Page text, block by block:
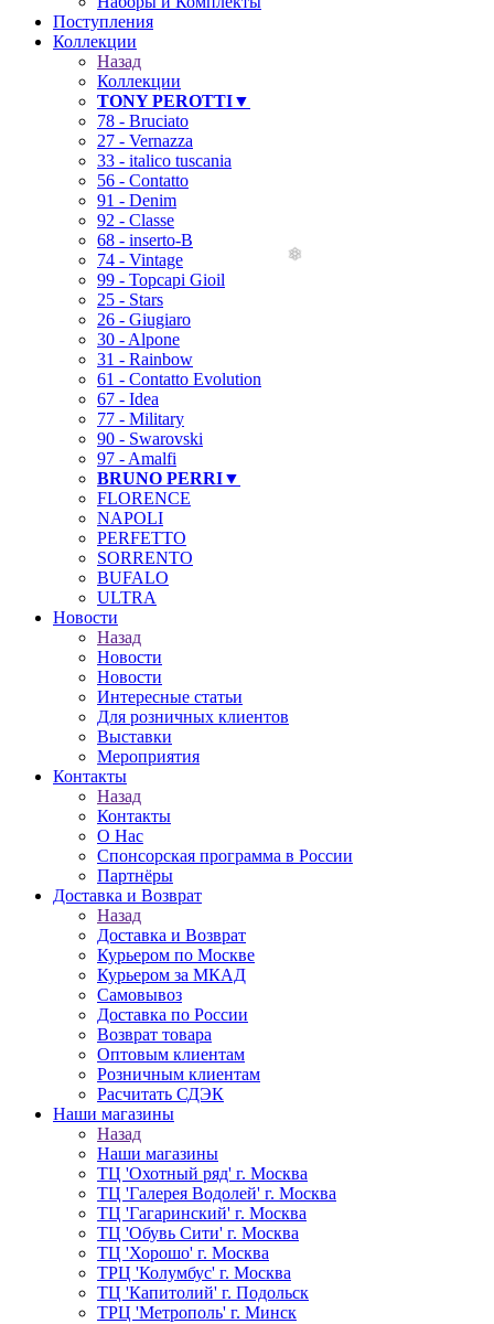
Поступления
Коллекции
Назад
Коллекции
TONY PEROTTI▼
78 - Bruciato
27 - Vernazza
33 - italico tuscania
56 - Contatto
91 - Denim
92 - Classe
68 - inserto-B
74 - Vintage
99 - Topcapi Gioil
25 - Stars
26 - Giugiaro
30 - Alpone
31 - Rainbow
61 - Contatto Evolution
67 - Idea
77 - Military
90 - Swarovski
97 - Amalfi
BRUNO PERRI▼
FLORENCE
NAPOLI
PERFETTO
SORRENTO
BUFALO
ULTRA
Новости
Назад
Новости
Новости
Интересные статьи
Для розничных клиентов
Выставки
Мероприятия
Контакты
Назад
Контакты
О Нас
Спонсорская программа в России
Партнёры
Доставка и Возврат
Назад
Доставка и Возврат
Курьером по Москве
Курьером за МКАД
Самовывоз
Доставка по России
Возврат товара
Оптовым клиентам
Розничным клиентам
Расчитать СДЭК
Наши магазины
Назад
Наши магазины
ТЦ 'Охотный ряд' г. Москва
ТЦ 'Галерея Водолей' г. Москва
ТЦ 'Гагаринский' г. Москва
ТЦ 'Обувь Сити' г. Москва
ТЦ 'Хорошо' г. Москва
ТРЦ 'Колумбус' г. Москва
ТЦ 'Капитолий' г. Подольск
ТРЦ 'Метрополь' г. Минск